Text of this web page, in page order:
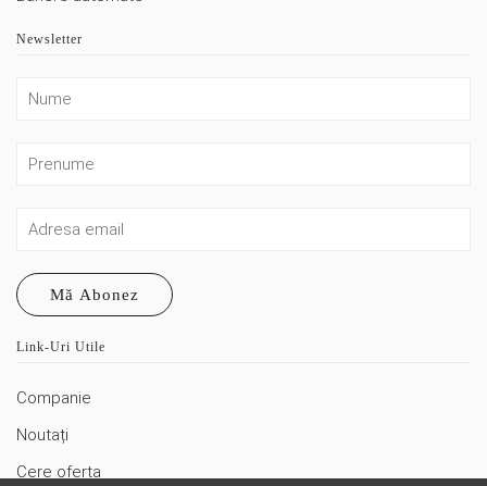
Newsletter
Mă Abonez
Link-Uri Utile
Companie
Noutați
Cere oferta